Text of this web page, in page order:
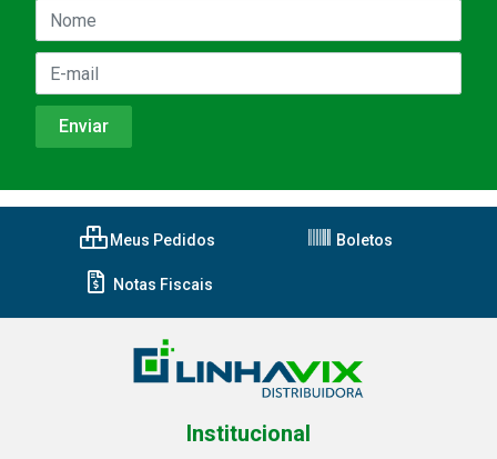
Meus Pedidos Boletos
Notas Fiscais
Institucional